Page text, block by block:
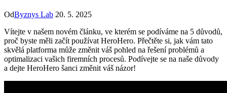
OdByznys Lab 20. 5. 2025
Vítejte v našem novém článku, ve kterém se podíváme na 5 důvodů,
proč byste měli začít používat HeroHero. Přečtěte si, jak vám tato
skvělá platforma může změnit váš pohled na řešení problémů a
optimalizaci vašich firemních procesů. Podívejte se na naše důvody
a dejte HeroHero šanci změnit váš názor!